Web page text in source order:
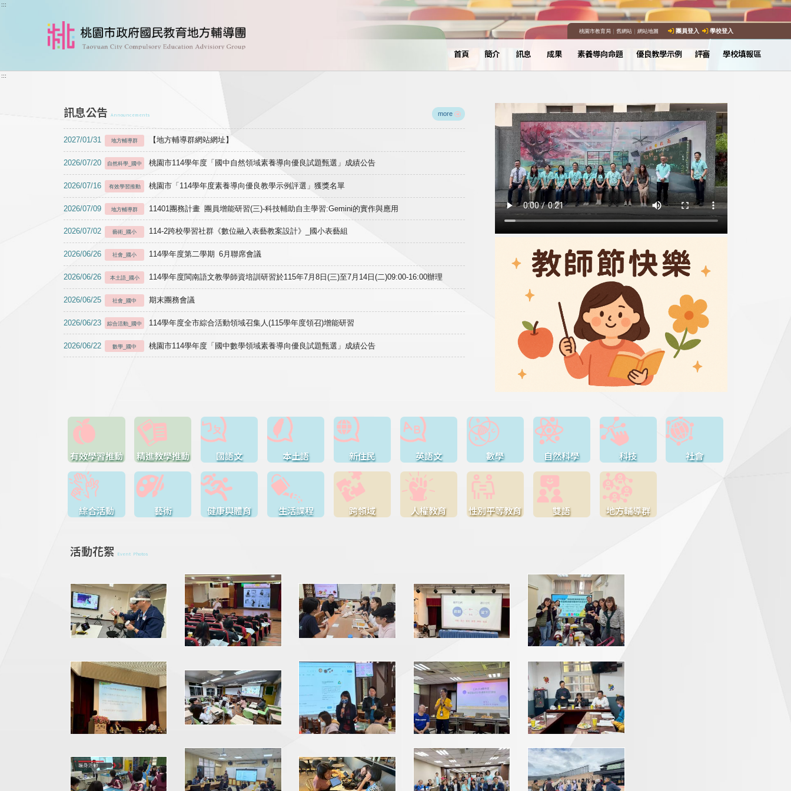
跳到主要內容
:::
桃園市教育局｜ 舊網站｜ 網站地圖 團員登入 學校登入
首頁 簡介 訊息 成果 素養導向命題 優良教學示例 評審 學校填報區
:::
訊息公告 Announcements more
2027/01/31 地方輔導群 【地方輔導群網站網址】
2026/07/20 自然科學_國中 桃園市114學年度「國中自然領域素養導向優良試題甄選」成績公告
2026/07/16 有效學習推動 桃園市「114學年度素養導向優良教學示例評選」獲獎名單
2026/07/09 地方輔導群 11401團務計畫 團員增能研習(三)-科技輔助自主學習:Gemini的實作與應用
2026/07/02 藝術_國小 114-2跨校學習社群《數位融入表藝教案設計》_國小表藝組
2026/06/26 社會_國小 114學年度第二學期 6月聯席會議
2026/06/26 本土語_國小 114學年度閩南語文教學師資培訓研習於115年7月8日(三)至7月14日(二)09:00-16:00辦理
2026/06/25 社會_國中 期末團務會議
2026/06/23 綜合活動_國中 114學年度全市綜合活動領域召集人(115學年度領召)增能研習
2026/06/22 數學_國中 桃園市114學年度「國中數學領域素養導向優良試題甄選」成績公告
有效學習推動 精進教學推動 國語文 本土語 新住民 英語文 數學 自然科學 科技 社會
綜合活動 藝術 健康與體育 生活課程 跨領域 人權教育 性別平等教育 雙語 地方輔導群
活動花絮 Event Photos